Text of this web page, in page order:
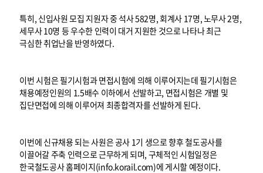
특히, 신입사원 모집 지원자 중 석사 582명, 회계사 17명, 노무사 2명,
세무사 10명 등 우수한 인력이 대거 지원한 것으로 나타나 최근
극심한 취업난을 반영하였다.
이번 시험은 필기시험과 면접시험에 의해 이루어지는데 필기시험은
채용예정인원의 1.5배수 이하에서 선발하고, 면접시험은 개별 및
집단면접에 의해 이루어져 최종합격자를 선발하게 된다.
이번에 신규채용 되는 사원은 공사 1기 생으로 향후 철도공사를
이끌어갈 주축 인력으로 근무하게 되며, 구체적인 시험일정은
한국철도공사 홈페이지(info.korail.com)에 게시할 예정이다.